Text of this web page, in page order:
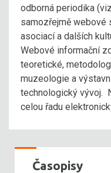
odborná periodika
samozřejmě webové
asociací a dalších
Webové informační
teoretické,
muzeologie a
technologický vývoj.
celou řadu
Časopisy